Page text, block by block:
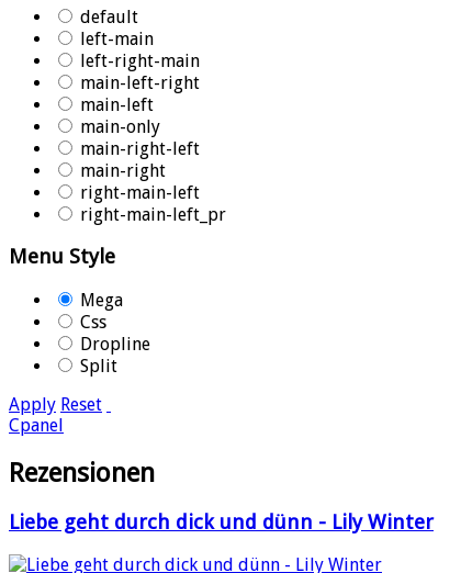
default
left-main
left-right-main
main-left-right
main-left
main-only
main-right-left
main-right
right-main-left
right-main-left_pr
Menu Style
Mega
Css
Dropline
Split
Apply Reset
Cpanel
Rezensionen
Liebe geht durch dick und dünn - Lily Winter